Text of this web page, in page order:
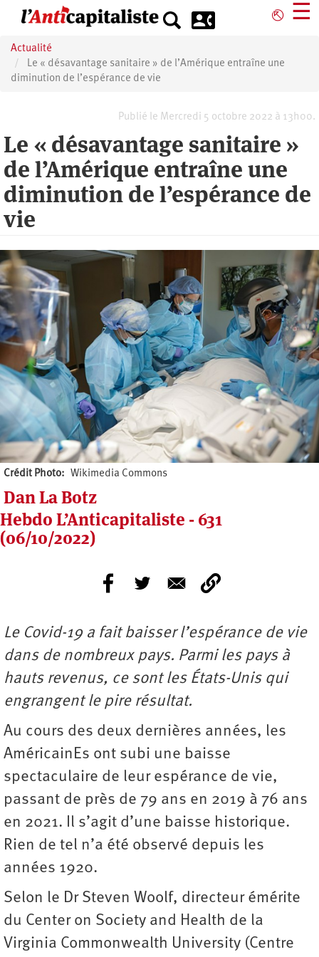
principal
⎋ ☰
Actualité
Le « désavantage sanitaire » de l’Amérique entraîne une
diminution de l’espérance de vie
Publié le Mercredi 5 octobre 2022 à 13h00.
Le « désavantage sanitaire »
de l’Amérique entraîne une
diminution de l’espérance de
vie
Crédit Photo Wikimedia Commons
Dan La Botz
Hebdo L’Anticapitaliste - 631
(06/10/2022)
Le Covid-19 a fait baisser l’espérance de vie
dans de nombreux pays. Parmi les pays à
hauts revenus, ce sont les États-Unis qui
engrangent le pire résultat.
Au cours des deux dernières années, les
AméricainEs ont subi une baisse
spectaculaire de leur espérance de vie,
passant de près de 79 ans en 2019 à 76 ans
en 2021. Il s’agit d’une baisse historique.
Rien de tel n’a été observé depuis les
années 1920.
Selon le Dr Steven Woolf, directeur émérite
du Center on Society and Health de la
Virginia Commonwealth University (Centre